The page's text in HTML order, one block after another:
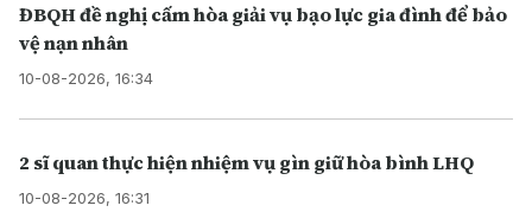
ĐBQH đề nghị cấm hòa giải vụ bạo lực gia đình để bảo
vệ nạn nhân
10-08-2026, 16:34
2 sĩ quan thực hiện nhiệm vụ gìn giữ hòa bình LHQ
10-08-2026, 16:31